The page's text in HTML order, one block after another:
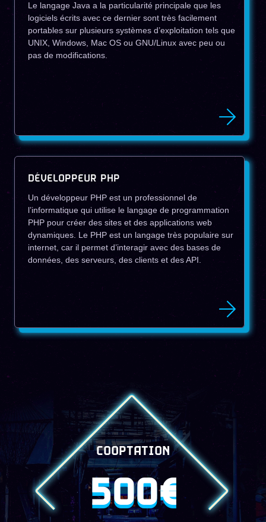
Le langage Java a la particularité principale que les
logiciels écrits avec ce dernier sont très facilement
portables sur plusieurs systèmes d’exploitation tels que
UNIX, Windows, Mac OS ou GNU/Linux avec peu ou
pas de modifications.
DÉVELOPPEUR PHP
Un développeur PHP est un professionnel de
l’informatique qui utilise le langage de programmation
PHP pour créer des sites et des applications web
dynamiques. Le PHP est un langage très populaire sur
internet, car il permet d’interagir avec des bases de
données, des serveurs, des clients et des API.
COOPTATION
500€